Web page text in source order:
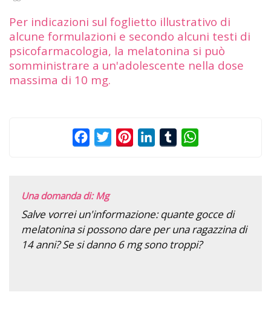
Per indicazioni sul foglietto illustrativo di
alcune formulazioni e secondo alcuni testi di
psicofarmacologia, la melatonina si può
somministrare a un'adolescente nella dose
massima di 10 mg.
FacebookTwitterPinterestLinkedInTumblr
Una domanda di: Mg
Salve vorrei un'informazione: quante gocce di
melatonina si possono dare per una ragazzina di
14 anni? Se si danno 6 mg sono troppi?